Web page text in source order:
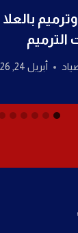
أبريل 24, 2026